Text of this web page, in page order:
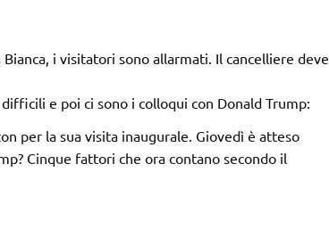
i visitatori sono allarmati. Il cancelliere deve
e poi ci sono i colloqui con Donald Trump:
per la sua visita inaugurale. Giovedì è atteso
Cinque fattori che ora contano secondo il